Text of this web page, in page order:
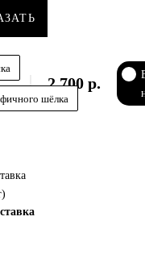
шёлка
2 700 р.